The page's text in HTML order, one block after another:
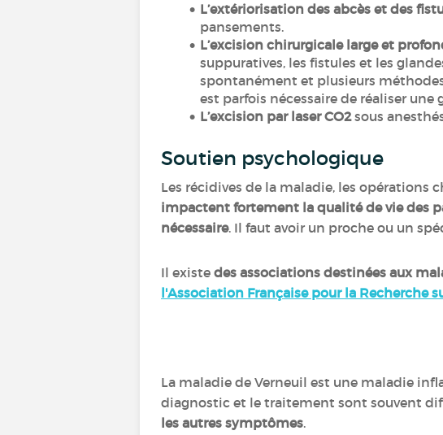
L’extériorisation des abcès et des
pansements.
L’excision chirurgicale large et
suppuratives, les fistules et les
spontanément et plusieurs
est parfois nécessaire de réaliser une
L’excision par laser CO2sous
Soutien psychologique
Les récidives de la maladie, les opérations
impactent fortement la qualité de vie des
nécessaire. Il faut avoir un proche ou un
Il existe des associations destinées aux
l'Association Française pour la Recherche
La maladie de Verneuil est une maladie
diagnostic et le traitement sont souvent
les autres symptômes.